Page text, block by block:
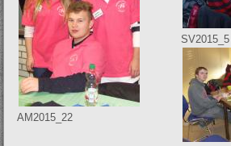
AM2015_22
SV2015_5